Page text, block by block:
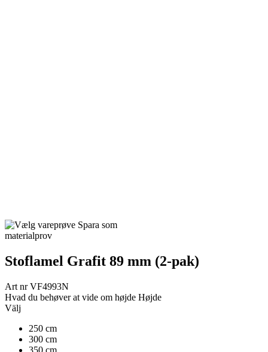
Spara som
materialprov
Stoflamel Grafit 89 mm (2-pak)
Art nrVF4993N
Hvad du behøver at vide om højde Højde
Välj
250 cm
300 cm
350 cm